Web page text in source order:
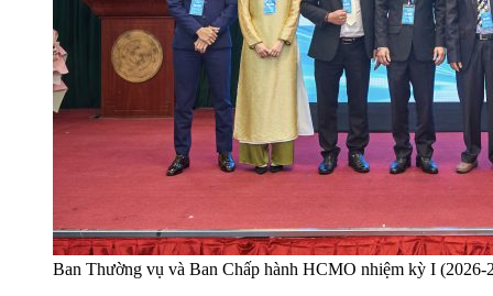
Ban Thường vụ và Ban Chấp hành HCMO nhiệm kỳ I (2026-